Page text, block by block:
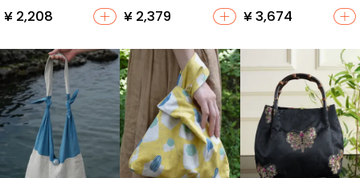
ョルダーバッグ【ス
マホ収納・グリーン
スタイル・結び付
き】
¥ 2,208
トバッグ【夏のビー
チ・リゾート・カジ
バッグ】
¥ 2,379
トカラースパンコー
ルステッチ携帯電話
¥ 3,674